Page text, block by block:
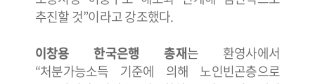
추진할 것”이라고 강조했다.
이창용 한국은행 총재는 환영사에서
“처분가능소득 기준에 의해 노인빈곤층으로